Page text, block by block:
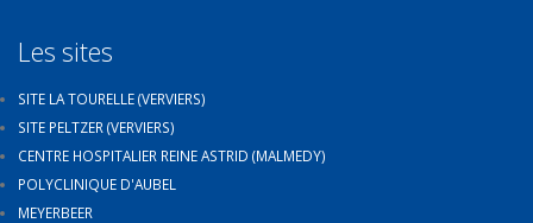
Les sites
SITE LA TOURELLE (VERVIERS)
SITE PELTZER (VERVIERS)
CENTRE HOSPITALIER REINE ASTRID (MALMEDY)
POLYCLINIQUE D'AUBEL
MEYERBEER